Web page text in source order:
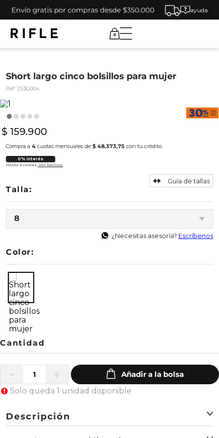
ayuda
0
Short largo cinco bolsillos para mujer
Ref: 253G004
$ 159.900
Compra a 4 cuotas mensuales de $ 48.373,75 con tu crédito
0% Interés
Hasta 3 cuotas. Ver bancos.
8
Guía de tallas
¿Necesitas asesoría? Escríbenos
Color:
Solo queda 1 unidad disponible
Descripción